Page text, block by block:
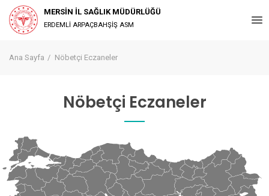
MERSİN İL SAĞLIK MÜDÜRLÜĞÜ
ERDEMLİ ARPAÇBAHŞİŞ ASM
Ana Sayfa Nöbetçi Eczaneler
Nöbetçi Eczaneler